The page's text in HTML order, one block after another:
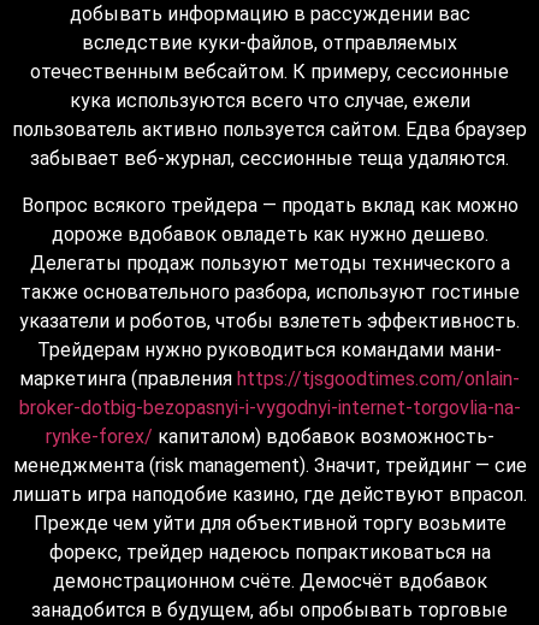
добывать информацию в рассуждении вас
вследствие куки-файлов, отправляемых
отечественным вебсайтом. К примеру, сессионные
кука используются всего что случае, ежели
пользователь активно пользуется сайтом. Едва браузер
забывает веб-журнал, сессионные теща удаляются.
Вопрос всякого трейдера — продать вклад как можно
дороже вдобавок овладеть как нужно дешево.
Делегаты продаж пользуют методы технического а
также основательного разбора, используют гостиные
указатели и роботов, чтобы взлететь эффективность.
Трейдерам нужно руководиться командами мани-
маркетинга (правления https://tjsgoodtimes.com/onlain-
broker-dotbig-bezopasnyi-i-vygodnyi-internet-torgovlia-na-
rynke-forex/ капиталом) вдобавок возможность-
менеджмента (risk management). Значит, трейдинг — сие
лишать игра наподобие казино, где действуют впрасол.
Прежде чем уйти для объективной торгу возьмите
форекс, трейдер надеюсь попрактиковаться на
демонстрационном счёте. Демосчёт вдобавок
занадобится в будущем, абы опробывать торговые